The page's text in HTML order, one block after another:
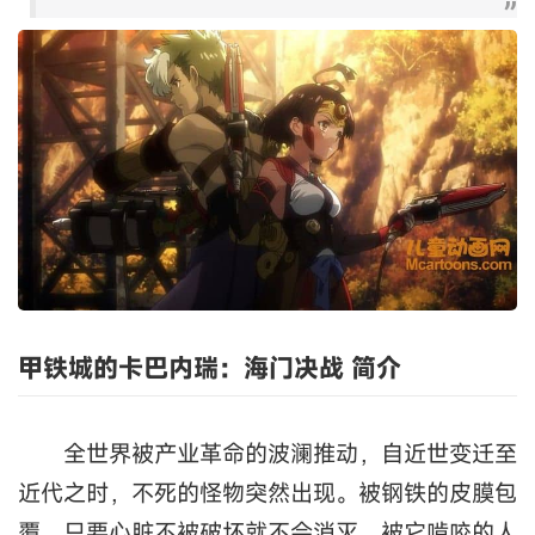
甲铁城的卡巴内瑞：海门决战 简介
全世界被产业革命的波澜推动，自近世变迁至
近代之时，不死的怪物突然出现。被钢铁的皮膜包